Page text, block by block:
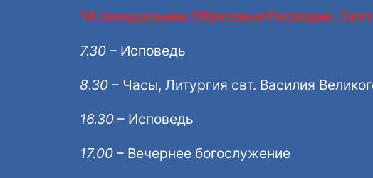
14 понедельник Обрезание Господне,
7.30 – Исповедь
8.30 – Часы, Литургия свт. Василия
16.30 – Исповедь
17.00 – Вечернее богослужение